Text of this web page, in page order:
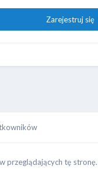
Zarejestruj się
przeglądających tę stronę.